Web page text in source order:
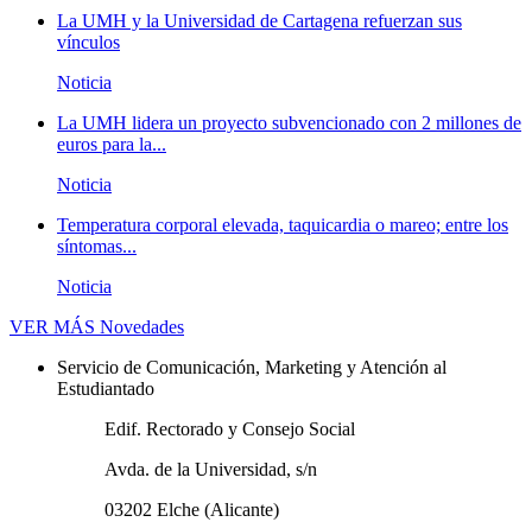
La UMH y la Universidad de Cartagena refuerzan sus
vínculos
Noticia
La UMH lidera un proyecto subvencionado con 2 millones de
euros para la...
Noticia
Temperatura corporal elevada, taquicardia o mareo; entre los
síntomas...
Noticia
VER MÁS Novedades
Servicio de Comunicación, Marketing y Atención al
Estudiantado
Edif. Rectorado y Consejo Social
Avda. de la Universidad, s/n
03202 Elche (Alicante)